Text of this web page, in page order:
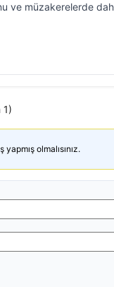
ve müzakerelerde
1)
olmalısınız.